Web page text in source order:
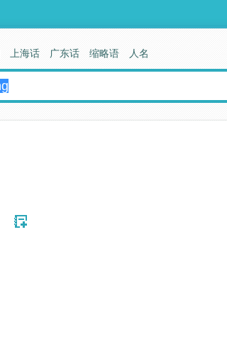
上海话 广东话 缩略语 人名